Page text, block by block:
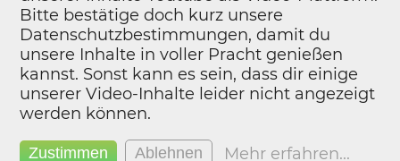
Datenschutz
Bitte bestätige doch kurz unsere
Datenschutzbestimmungen, damit du
unsere Inhalte in voller Pracht genießen
kannst. Sonst kann es sein, dass dir einige
unserer Video-Inhalte leider nicht angezeigt
werden können.
Ablehnen
Zustimmen Mehr erfahren...